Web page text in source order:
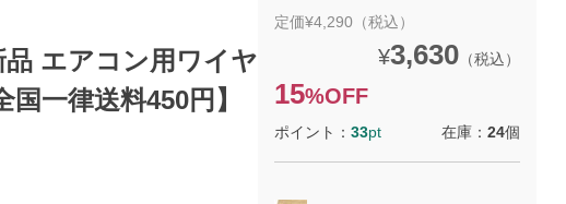
エアコン用ワイヤ
一律送料450円】
定価¥4,290（税込）
¥3,630 （税込）
15%OFF
ポイント：33pt 在庫：24個